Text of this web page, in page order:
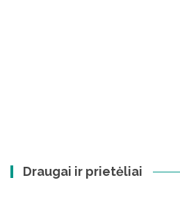
Draugai ir prietėliai